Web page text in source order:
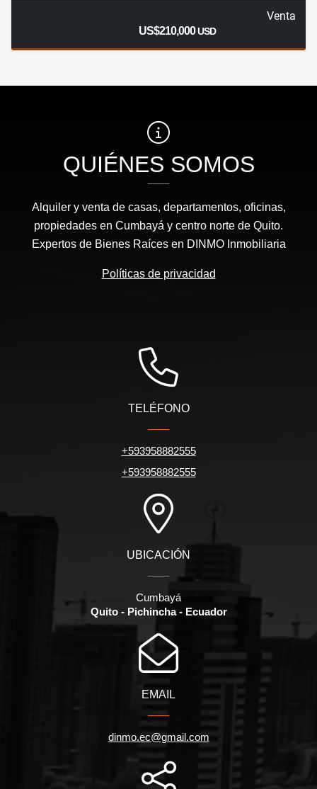
Venta
US$210,000USD
QUIÉNES SOMOS
Alquiler y venta de casas, departamentos, oficinas,
propiedades en Cumbayá y centro norte de Quito.
Expertos de Bienes Raíces en DINMO Inmobiliaria
Políticas de privacidad
TELÉFONO
+593958882555
+593958882555
UBICACIÓN
Cumbayá
Quito - Pichincha - Ecuador
EMAIL
dinmo.ec@gmail.com